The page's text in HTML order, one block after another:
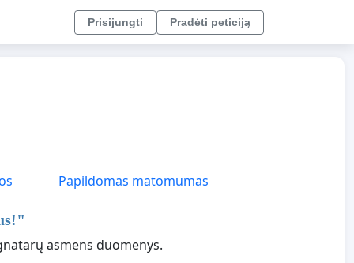
Prisijungti Pradėti peticiją
Papildomas matomumas
"
asmens duomenys.